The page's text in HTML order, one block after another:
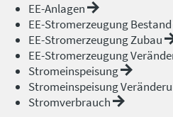
EE-Anlagen
EE-Stromerzeugung Bestand
EE-Stromerzeugung Zubau
EE-Stromerzeugung
Stromeinspeisung
Stromeinspeisung
Stromverbrauch